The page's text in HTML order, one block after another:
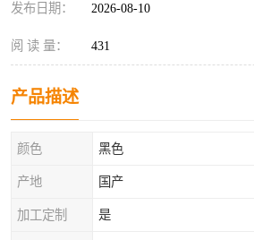
发布日期： 2026-08-10
阅 读 量： 431
产品描述
颜色 黑色
产地 国产
加工定制 是